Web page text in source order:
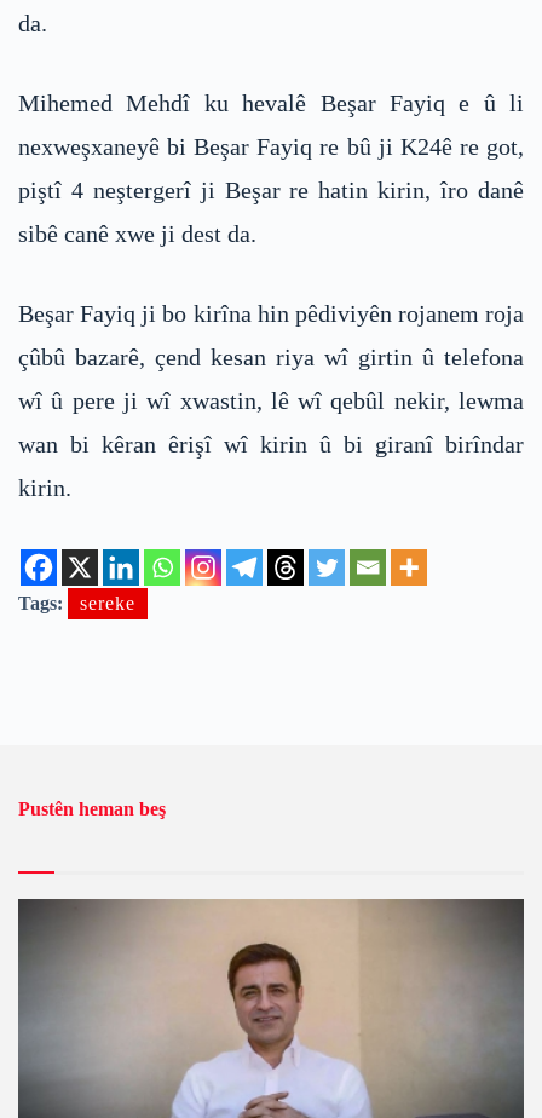
da.
Mihemed Mehdî ku hevalê Beşar Fayiq e û li
nexweşxaneyê bi Beşar Fayiq re bû ji K24ê re got,
piştî 4 neştergerî ji Beşar re hatin kirin, îro danê
sibê canê xwe ji dest da.
Beşar Fayiq ji bo kirîna hin pêdiviyên rojanem roja
çûbû bazarê, çend kesan riya wî girtin û telefona
wî û pere ji wî xwastin, lê wî qebûl nekir, lewma
wan bi kêran êrişî wî kirin û bi giranî birîndar
kirin.
Tags: sereke
Pustên heman beş